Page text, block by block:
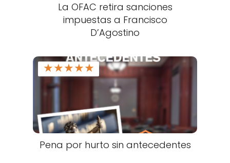
La OFAC retira sanciones
impuestas a Francisco
D’Agostino
★★★★★
Pena por hurto sin antecedentes